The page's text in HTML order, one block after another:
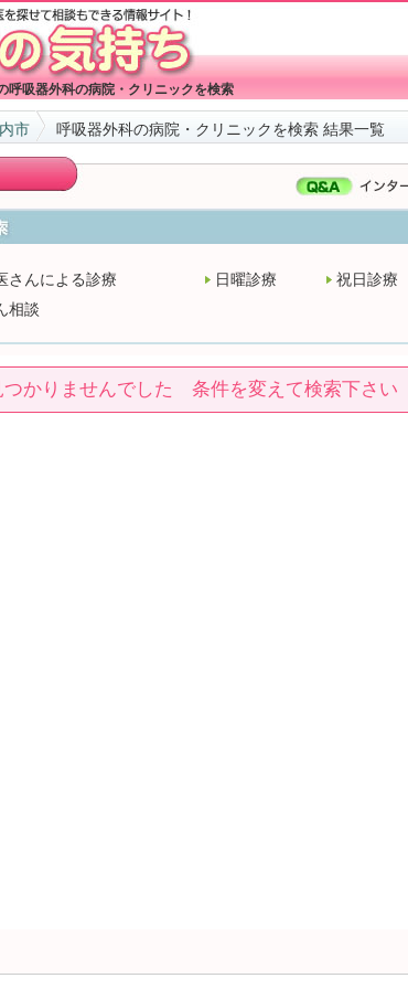
呼吸器外科の病院・クリニックを検索
市 呼吸器外科の病院・クリニックを検索 結果一覧
さんによる診療 日曜診療 祝日診療
相談
つかりませんでした 条件を変えて検索下さい